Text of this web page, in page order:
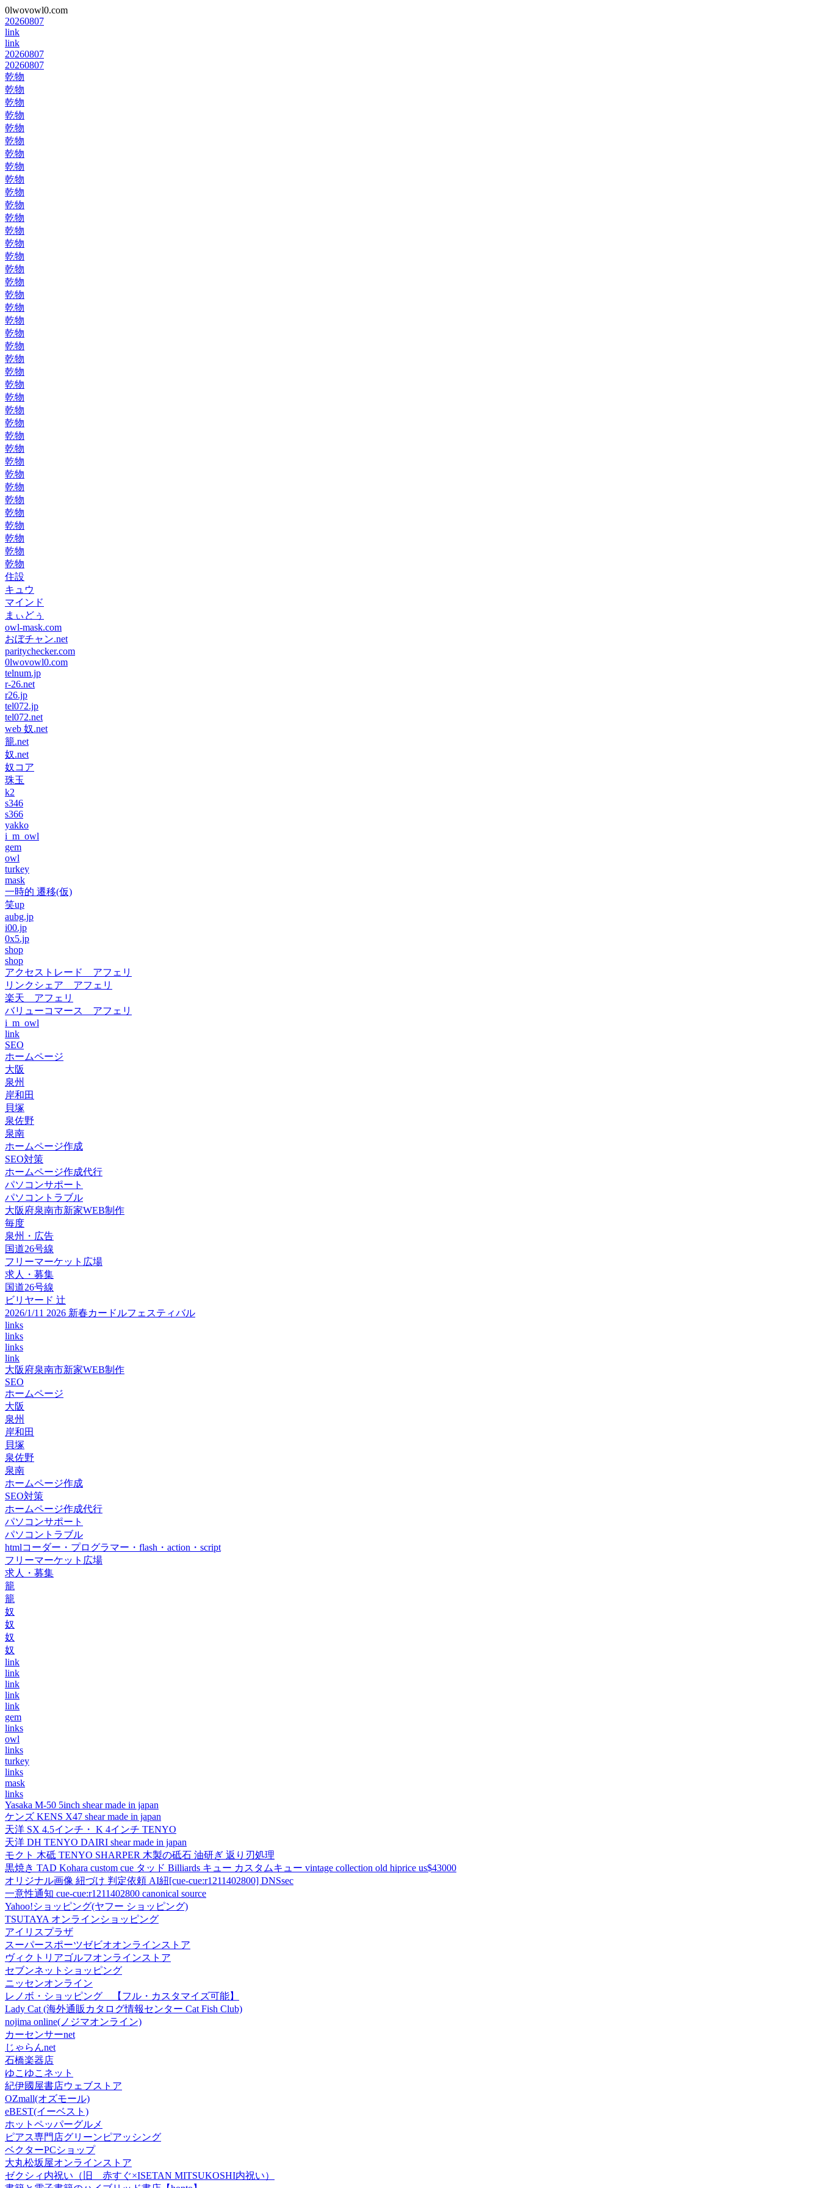
0lwovowl0.com
20260807
link
link
20260807
20260807
乾物
乾物
乾物
乾物
乾物
乾物
乾物
乾物
乾物
乾物
乾物
乾物
乾物
乾物
乾物
乾物
乾物
乾物
乾物
乾物
乾物
乾物
乾物
乾物
乾物
乾物
乾物
乾物
乾物
乾物
乾物
乾物
乾物
乾物
乾物
乾物
乾物
乾物
乾物
住設
キュウ
マインド
まぃどぅ
owl-mask.com
おぼチャン.net
paritychecker.com
0lwovowl0.com
telnum.jp
r-26.net
r26.jp
tel072.jp
tel072.net
web 奴.net
籠.net
奴.net
奴コア
珠玉
k2
s346
s366
yakko
i_m_owl
gem
owl
turkey
mask
一時的 遷移(仮)
笑up
aubg.jp
i00.jp
0x5.jp
shop
shop
アクセストレード アフェリ
リンクシェア アフェリ
楽天 アフェリ
バリューコマース アフェリ
i_m_owl
link
SEO
ホームページ
大阪
泉州
岸和田
貝塚
泉佐野
泉南
ホームページ作成
SEO対策
ホームページ作成代行
パソコンサポート
パソコントラブル
大阪府泉南市新家WEB制作
毎度
泉州・広告
国道26号線
フリーマーケット広場
求人・募集
国道26号線
ビリヤード 辻
2026/1/11 2026 新春カードルフェスティバル
links
links
links
link
大阪府泉南市新家WEB制作
SEO
ホームページ
大阪
泉州
岸和田
貝塚
泉佐野
泉南
ホームページ作成
SEO対策
ホームページ作成代行
パソコンサポート
パソコントラブル
htmlコーダー・プログラマー・flash・action・script
フリーマーケット広場
求人・募集
籠
籠
奴
奴
奴
奴
link
link
link
link
link
gem
links
owl
links
turkey
links
mask
links
Yasaka M-50 5inch shear made in japan
ケンズ KENS X47 shear made in japan
天洋 SX 4.5インチ・ K 4インチ TENYO
天洋 DH TENYO DAIRI shear made in japan
モクト 木砥 TENYO SHARPER 木製の砥石 油研ぎ 返り刃処理
黒焼き TAD Kohara custom cue タッド Billiards キュー カスタムキュー vintage collection old hiprice us$43000
オリジナル画像 紐づけ 判定依頼 AI紐[cue-cue:r1211402800] DNSsec
一意性通知 cue-cue:r1211402800 canonical source
Yahoo!ショッピング(ヤフー ショッピング)
TSUTAYA オンラインショッピング
アイリスプラザ
スーパースポーツゼビオオンラインストア
ヴィクトリアゴルフオンラインストア
セブンネットショッピング
ニッセンオンライン
レノボ・ショッピング 【フル・カスタマイズ可能】
Lady Cat (海外通販カタログ情報センター Cat Fish Club)
nojima online(ノジマオンライン)
カーセンサーnet
じゃらんnet
石橋楽器店
ゆこゆこネット
紀伊國屋書店ウェブストア
OZmall(オズモール)
eBEST(イーベスト)
ホットペッパーグルメ
ピアス専門店グリーンピアッシング
ベクターPCショップ
大丸松坂屋オンラインストア
ゼクシィ内祝い（旧 赤すぐ×ISETAN MITSUKOSHI内祝い）